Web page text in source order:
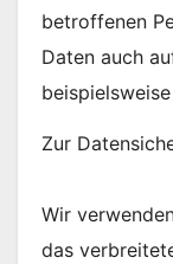
betroffenen
Daten auch
Zur
Wir
das